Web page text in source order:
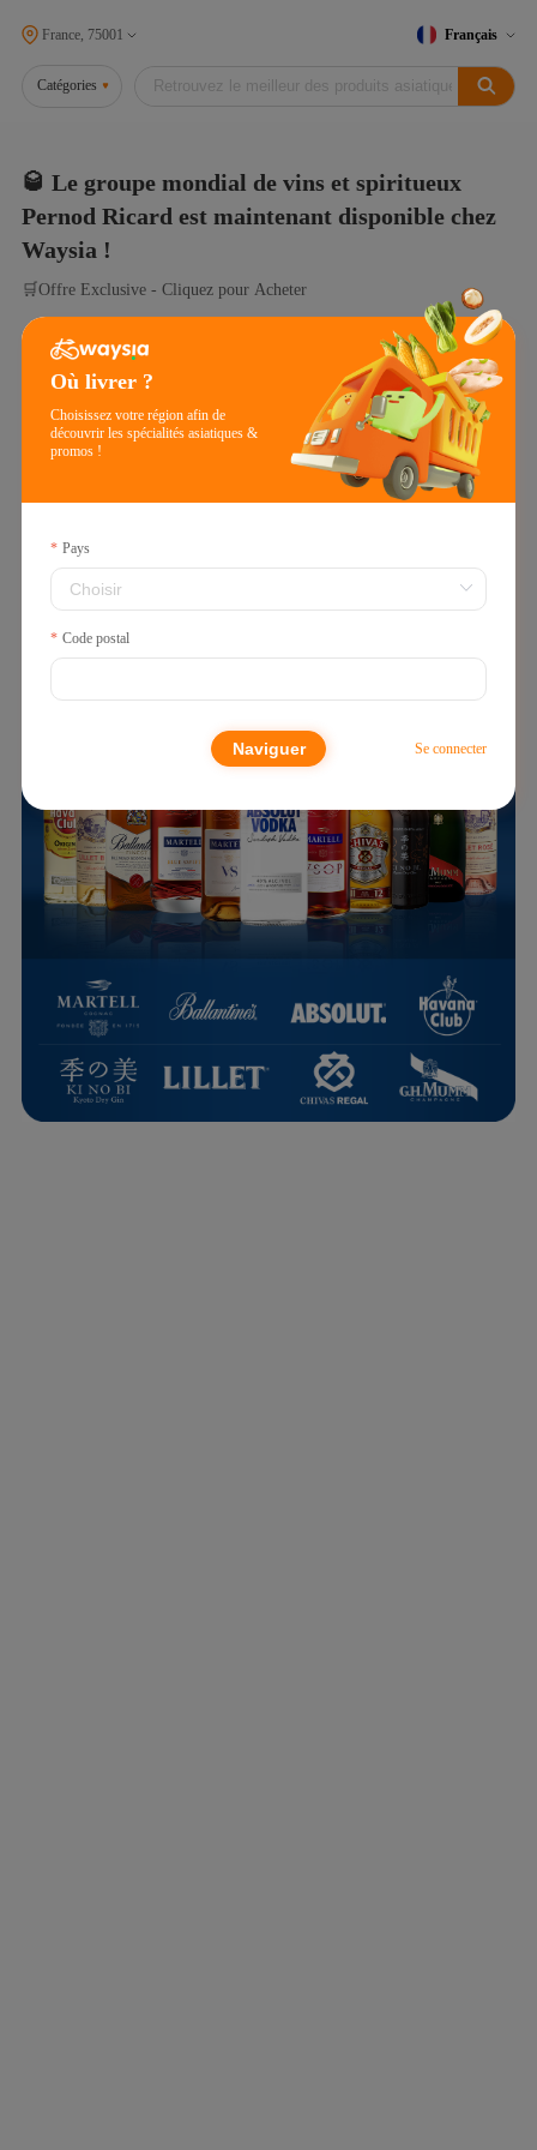
France, 75001 Français
Catégories
🥃 Le groupe mondial de vins et spiritueux
Pernod Ricard est maintenant disponible chez
Waysia !
🛒Offre Exclusive - Cliquez pour Acheter
15/05/2023 13:20
Où livrer ?
Choisissez votre région afin de
découvrir les spécialités asiatiques &
promos !
Pays
Code postal
Naviguer Se connecter